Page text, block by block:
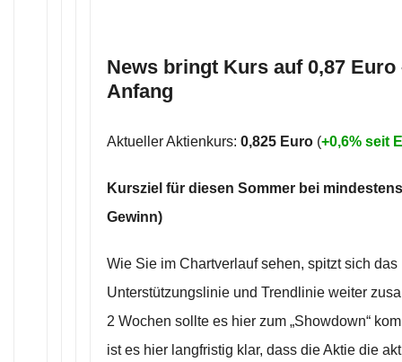
News bringt Kurs auf 0,87
Anfang
Aktueller Aktienkurs: 0,825 Euro (+0,6% seit
Kursziel für diesen Sommer bei
Gewinn)
Wie Sie im Chartverlauf sehen, spitzt sich das
Unterstützungslinie und Trendlinie weiter
2 Wochen sollte es hier zum „Showdown“
ist es hier langfristig klar, dass die Aktie die